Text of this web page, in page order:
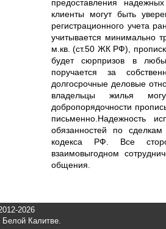
предоставления
клиенты могут быть
регистрационного учета
учитывается минимально
м.кв. (ст.50 ЖК РФ),
будет сюрпризов в
поручается за
долгосрочные деловые
владельцы жилья
добропорядочности
письменно.Надежность
обязанностей по
кодекса РФ. Все
взаимовыгодном
общения.
2026
Белой Калитве.